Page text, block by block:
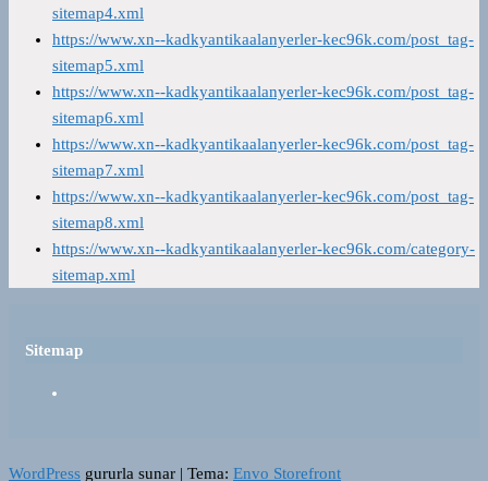
sitemap4.xml
https://www.xn--kadkyantikaalanyerler-kec96k.com/post_tag-
sitemap5.xml
https://www.xn--kadkyantikaalanyerler-kec96k.com/post_tag-
sitemap6.xml
https://www.xn--kadkyantikaalanyerler-kec96k.com/post_tag-
sitemap7.xml
https://www.xn--kadkyantikaalanyerler-kec96k.com/post_tag-
sitemap8.xml
https://www.xn--kadkyantikaalanyerler-kec96k.com/category-
sitemap.xml
Sitemap
WordPress gururla sunar | Tema: Envo Storefront